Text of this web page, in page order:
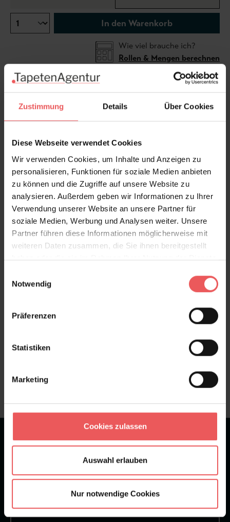
Zustimmung Details Über Cookies
Diese Webseite verwendet Cookies
Wir verwenden Cookies, um Inhalte und Anzeigen zu
personalisieren, Funktionen für soziale Medien anbieten
zu können und die Zugriffe auf unsere Website zu
analysieren. Außerdem geben wir Informationen zu Ihrer
Verwendung unserer Website an unsere Partner für
soziale Medien, Werbung und Analysen weiter. Unsere
Partner führen diese Informationen möglicherweise mit
weiteren Daten zusammen, die Sie ihnen bereitgestellt
haben oder die sie im Rahmen Ihrer Nutzung der Dienste
Notwendig
Präferenzen
Statistiken
Marketing
Cookies zulassen
Auswahl erlauben
Nur notwendige Cookies
In den Warenkorb
Wie viel brauche ich?
Rollen & Mengen berechnen
Kann fortlaufend nach rechts geklebt werden.
Kollektion Peter's walls
...mehr über Edition | Designer's
Produktdetails
Versand & Zahlung
Bewertungen
Sie haben Fragen zum Produkt?
+49 (0)221 932 81 82
★★★★★Bei 1245 Bewertungen